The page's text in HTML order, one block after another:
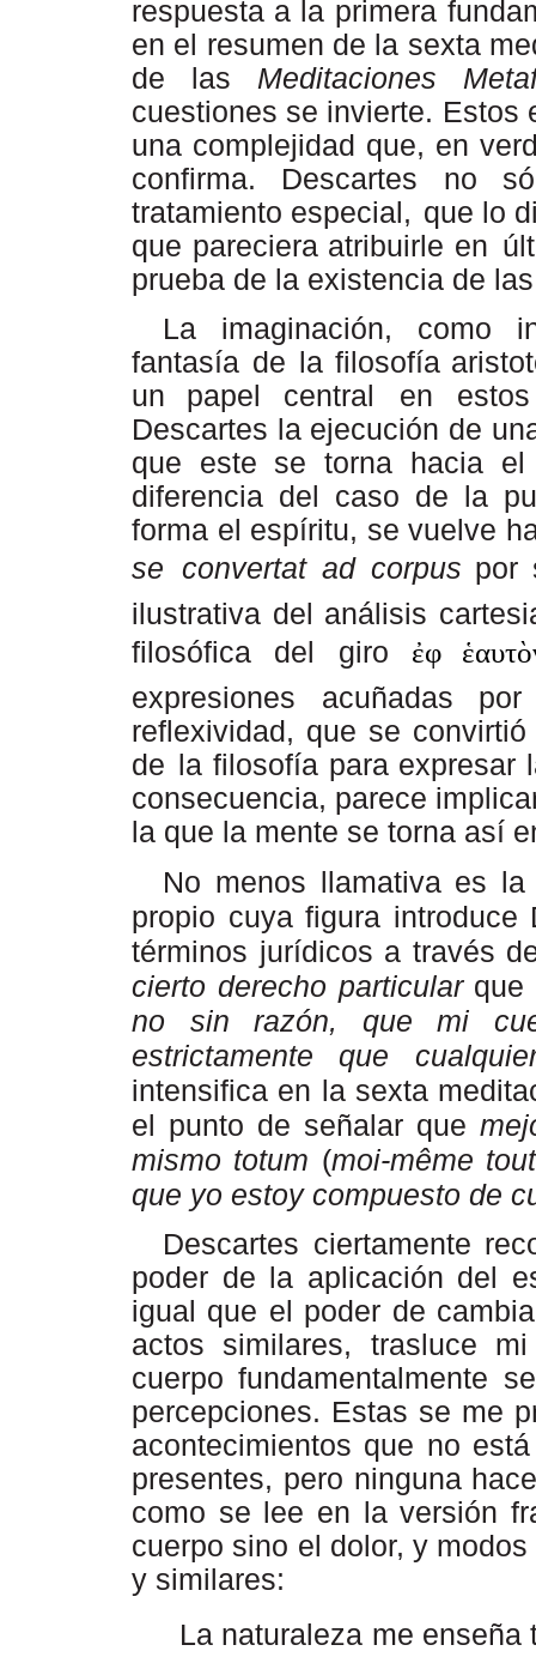
respuesta a la primera
en el resumen de la sexta
de las Meditaciones
cuestiones se invierte. Estos
una complejidad que, en
confirma. Descartes no
tratamiento especial, que lo
que pareciera atribuirle en
prueba de la existencia de las
La
imaginación, como
fantasía de
la filosofía
un papel central
en
Descartes la ejecución de
que este se torna hacia
diferencia del caso de la
forma el espíritu, se vuelve
se convertat ad corpus por
ilustrativa del análisis
filosófica
del giro
ἐφ
expresiones acuñadas
reflexividad, que se
de
la filosofía para expresar
consecuencia, parece
la que la mente se torna así
No menos llamativa es
propio cuya figura
términos jurídicos a través
cierto derecho particular
no sin razón, que mi
estrictamente que
intensifica en la sexta
el punto de señalar que
mismo totum (moi-même
que yo estoy compuesto de
Descartes ciertamente
poder de la aplicación del
igual que el poder de
actos similares, trasluce
cuerpo fundamentalmente
percepciones. Estas se me
acontecimientos que no
presentes, pero ninguna
como se lee en la versión
cuerpo sino el dolor, y
y similares:
La naturaleza me